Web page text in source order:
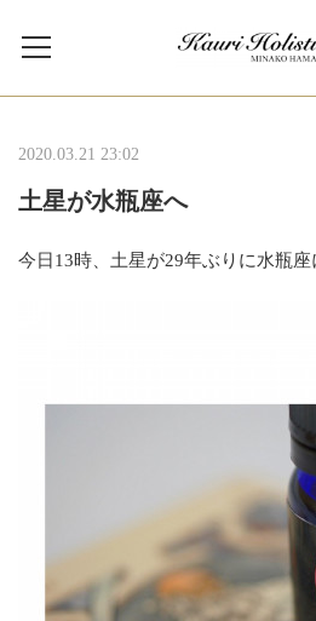
2020.03.21 23:02
土星が水瓶座へ
今日13時、土星が29年ぶりに水瓶座